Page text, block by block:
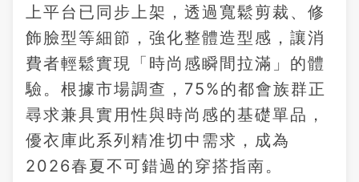
上平台已同步上架，透過寬鬆剪裁、修
飾臉型等細節，強化整體造型感，讓消
費者輕鬆實現「時尚感瞬間拉滿」的體
驗。根據市場調查，75%的都會族群正
尋求兼具實用性與時尚感的基礎單品，
優衣庫此系列精准切中需求，成為
2026春夏不可錯過的穿搭指南。